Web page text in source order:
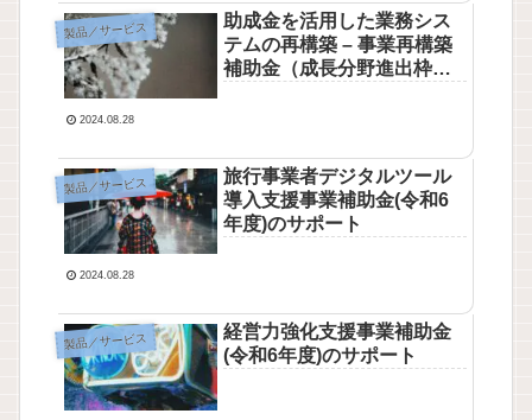
製品／サービス
助成金を活用した業務シス
テムの再構築 – 事業再構築
補助金（成長分野進出枠
2024.08.28
製品／サービス
旅行事業者デジタルツール
導入支援事業補助金(令和6
年度)のサポート
2024.08.28
製品／サービス
経営力強化支援事業補助金
(令和6年度)のサポート